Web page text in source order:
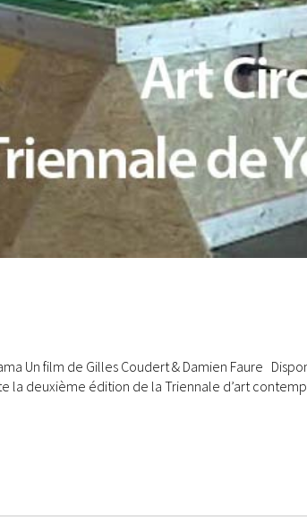
Un film de Gilles Coudert & Damien Faure
la deuxième édition de la Triennale d’art